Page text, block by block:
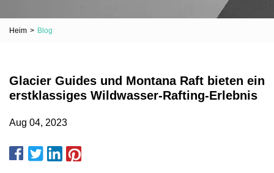
Heim > Blog
Glacier Guides und Montana Raft bieten ein
erstklassiges Wildwasser-Rafting-Erlebnis
Aug 04, 2023